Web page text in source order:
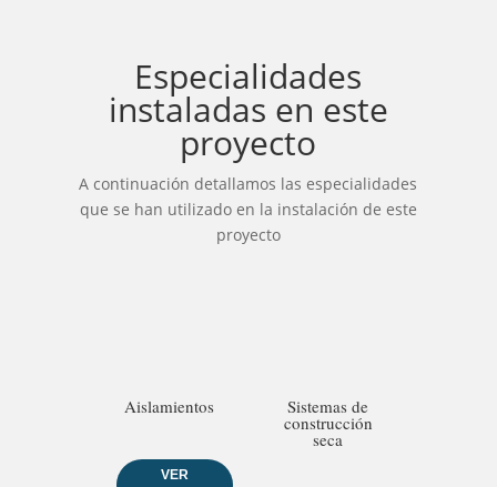
Especialidades
instaladas en este
proyecto
A continuación detallamos las especialidades
que se han utilizado en la instalación de este
proyecto
Aislamientos
VER
Sistemas de
construcción
seca